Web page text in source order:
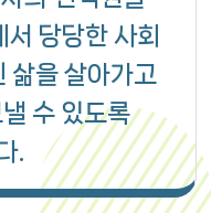
당당한 사회
삶을 살아가고
낼 수 있도록
.